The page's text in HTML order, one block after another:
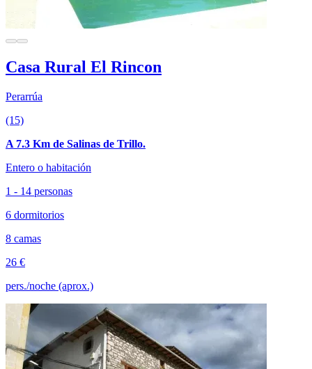
Casa Rural El Rincon
Perarrúa
(15)
A 7.3 Km de Salinas de Trillo.
Entero o habitación
1 - 14 personas
6 dormitorios
8 camas
26 €
pers./noche (aprox.)